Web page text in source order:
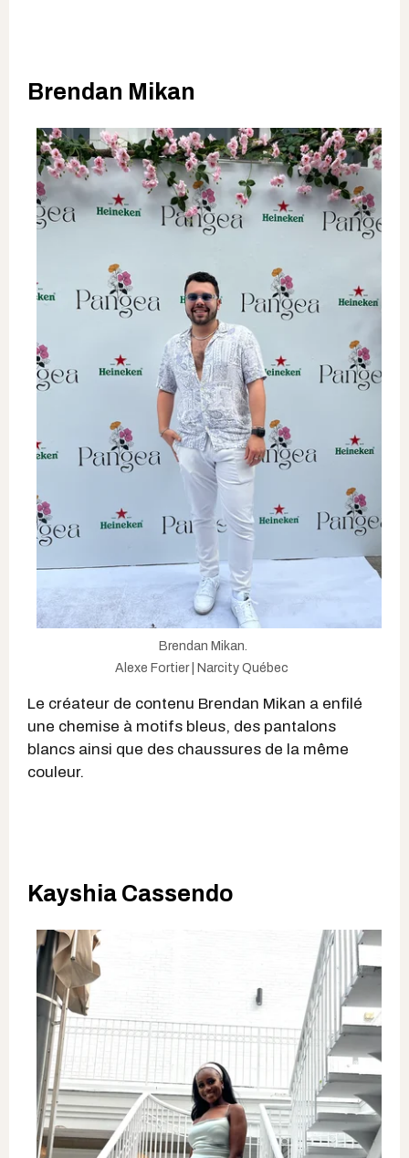
Brendan Mikan
Brendan Mikan.
Alexe Fortier | Narcity Québec
Le créateur de contenu Brendan Mikan a enfilé
une chemise à motifs bleus, des pantalons
blancs ainsi que des chaussures de la même
couleur.
Kayshia Cassendo